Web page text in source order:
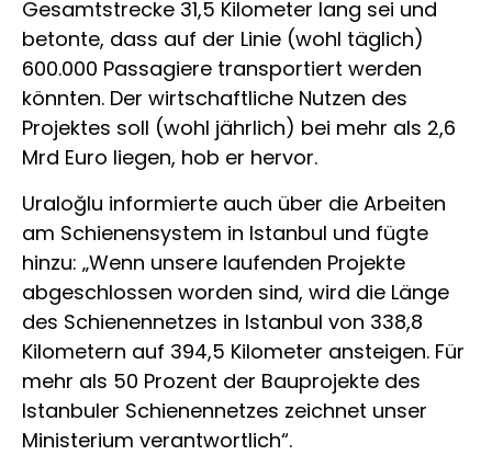
Gesamtstrecke 31,5 Kilometer lang sei und
betonte, dass auf der Linie (wohl täglich)
600.000 Passagiere transportiert werden
könnten. Der wirtschaftliche Nutzen des
Projektes soll (wohl jährlich) bei mehr als 2,6
Mrd Euro liegen, hob er hervor.
Uraloğlu informierte auch über die Arbeiten
am Schienensystem in Istanbul und fügte
hinzu: „Wenn unsere laufenden Projekte
abgeschlossen worden sind, wird die Länge
des Schienennetzes in Istanbul von 338,8
Kilometern auf 394,5 Kilometer ansteigen. Für
mehr als 50 Prozent der Bauprojekte des
Istanbuler Schienennetzes zeichnet unser
Ministerium verantwortlich“.